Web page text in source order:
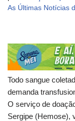
As Últimas Notícias
Todo sangue
demanda
O serviço de
Sergipe (Hemose),